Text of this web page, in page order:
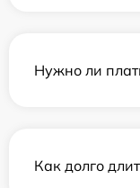
Нужно ли
Как долго